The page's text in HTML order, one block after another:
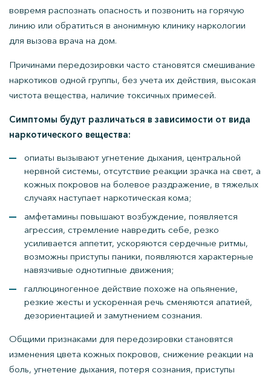
вовремя распознать опасность и позвонить на горячую
линию или обратиться в анонимную клинику наркологии
для вызова врача на дом.
Причинами передозировки часто становятся смешивание
наркотиков одной группы, без учета их действия, высокая
чистота вещества, наличие токсичных примесей.
Симптомы будут различаться в зависимости от вида
наркотического вещества:
опиаты вызывают угнетение дыхания, центральной
нервной системы, отсутствие реакции зрачка на свет, а
кожных покровов на болевое раздражение, в тяжелых
случаях наступает наркотическая кома;
амфетамины повышают возбуждение, появляется
агрессия, стремление навредить себе, резко
усиливается аппетит, ускоряются сердечные ритмы,
возможны приступы паники, появляются характерные
навязчивые однотипные движения;
галлюциногенное действие похоже на опьянение,
резкие жесты и ускоренная речь сменяются апатией,
дезориентацией и замутнением сознания.
Общими признаками для передозировки становятся
изменения цвета кожных покровов, снижение реакции на
боль, угнетение дыхания, потеря сознания, приступы